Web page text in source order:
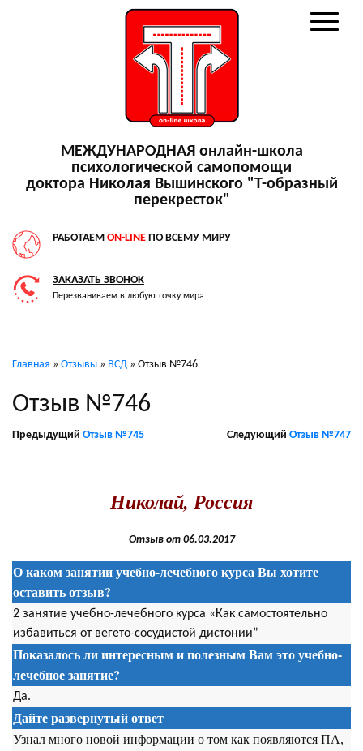
МЕЖДУНАРОДНАЯ онлайн-школа
психологической самопомощи
доктора Николая Вышинского "Т-образный
перекресток"
РАБОТАЕМ ON-LINE ПО ВСЕМУ МИРУ
ЗАКАЗАТЬ ЗВОНОК
Перезваниваем в любую точку мира
Главная » Отзывы » ВСД » Отзыв №746
Отзыв №746
Предыдущий Отзыв №745 Следующий Отзыв №747
Николай, Россия
Отзыв от 06.03.2017
О каком занятии учебно-лечебного курса Вы хотите
оставить отзыв?
2 занятие учебно-лечебного курса «Как самостоятельно
избавиться от вегето-сосудистой дистонии”
Показалось ли интересным и полезным Вам это учебно-
лечебное занятие?
Да.
Дайте развернутый ответ
Узнал много новой информации о том как появляются ПА,